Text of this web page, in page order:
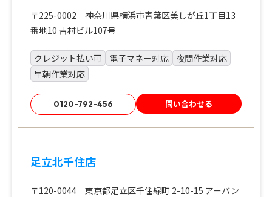
〒225-0002 神奈川県横浜市青葉区美しが丘1丁目13
番地10 吉村ビル107号
クレジット払い可 電子マネー対応
夜間作業対応
早朝作業対応
0120-792-456 問い合わせる
足立北千住店
〒120-0044 東京都足立区千住緑町 2-10-15 アーバン